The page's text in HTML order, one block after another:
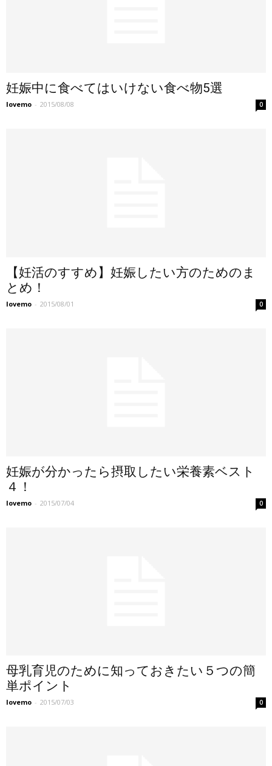
妊娠中に食べてはいけない食べ物5選
lovemo - 2015/08/08 0
【妊活のすすめ】妊娠したい方のためのま
とめ！
lovemo - 2015/08/01 0
妊娠が分かったら摂取したい栄養素ベスト
４！
lovemo - 2015/07/04 0
母乳育児のために知っておきたい５つの簡
単ポイント
lovemo - 2015/07/03 0